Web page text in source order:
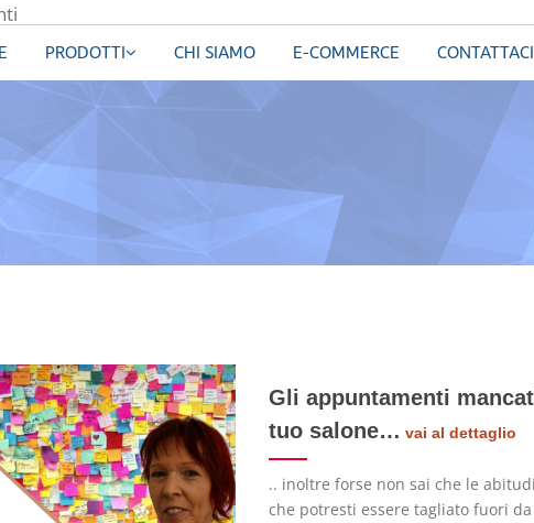
PRODOTTI CHI SIAMO E-COMMERCE CONTATTACI
Gli appuntamenti
tuo salone… vai al dettaglio
.. inoltre forse non sai che le
che potresti essere tagliato fuori